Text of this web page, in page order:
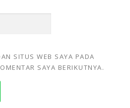
SITUS WEB SAYA PADA
SAYA BERIKUTNYA.